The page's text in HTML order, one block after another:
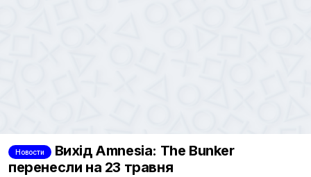
Новости
Вихід Amnesia: The Bunker
перенесли на 23 травня